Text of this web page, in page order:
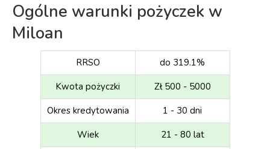
Ogólne warunki pożyczek w
Miloan
RRSO
do 319.1%
Kwota pożyczki
Zł 500 - 5000
Okres kredytowania
1 - 30 dni
Wiek
21 - 80 lat